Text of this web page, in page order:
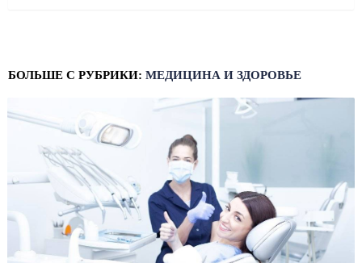
БОЛЬШЕ С РУБРИКИ: МЕДИЦИНА И ЗДОРОВЬЕ